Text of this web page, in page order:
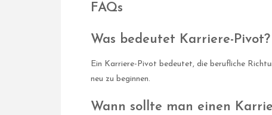
FAQs
Was bedeutet Karriere-Pivot?
Ein Karriere-Pivot bedeutet, die berufliche
neu zu beginnen.
Wann sollte man einen